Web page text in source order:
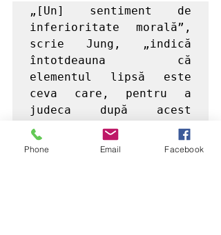
„[Un] sentiment de
inferioritate morală”,
scrie Jung, „indică
întotdeauna că
elementul lipsă este
ceva care, pentru a
judeca după acest
sentiment despre el,
într-adevăr nu ar
Phone Email Facebook